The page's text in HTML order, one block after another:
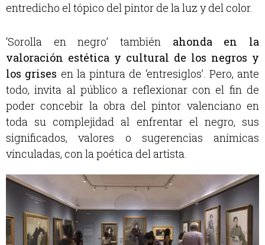
entredicho el tópico del pintor de la luz y del color.
‘Sorolla en negro’ también ahonda en la
valoración estética y cultural de los negros y
los grises en la pintura de ‘entresiglos’. Pero, ante
todo, invita al público a reflexionar con el fin de
poder concebir la obra del pintor valenciano en
toda su complejidad al enfrentar el negro, sus
significados, valores o sugerencias anímicas
vinculadas, con la poética del artista.